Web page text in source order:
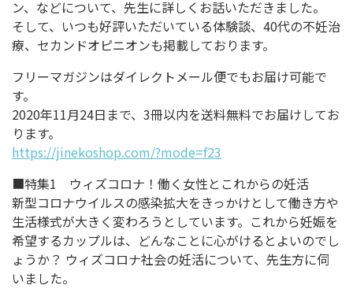
ン、などについて、先生に詳しくお話いただきました。
そして、いつも好評いただいている体験談、40代の不妊治
療、セカンドオピニオンも掲載しております。
フリーマガジンはダイレクトメール便でもお届け可能で
す。
2020年11月24日まで、3冊以内を送料無料でお届けしてお
ります。
https://jinekoshop.com/?mode=f23
■特集1 ウィズコロナ！働く女性とこれからの妊活
新型コロナウイルスの感染拡大をきっかけとして働き方や
生活様式が大きく変わろうとしています。これから妊娠を
希望するカップルは、どんなことに心がけるとよいのでし
ょうか？ ウィズコロナ社会の妊活について、先生方に伺
いました。